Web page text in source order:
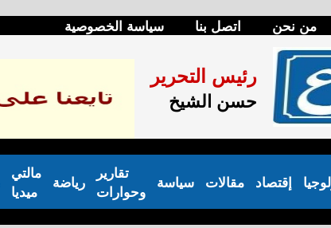
من نحن اتصل بنا سياسة الخصوصية
رئيس التحرير
حسن الشيخ
مالتي
ميديا
رياضة
تقارير
وحوارات
سياسة مقالات إقتصاد